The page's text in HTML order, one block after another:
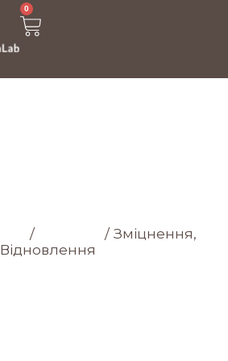
0
/ /Зміцнення,
Відновлення